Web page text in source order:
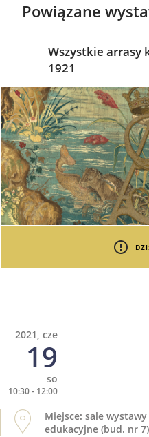
Powiązane
Wszystkie arrasy
1921
2021, cze
19
so
10:30 - 12:00
Miejsce: sale
edukacyjne (bud. nr 7)